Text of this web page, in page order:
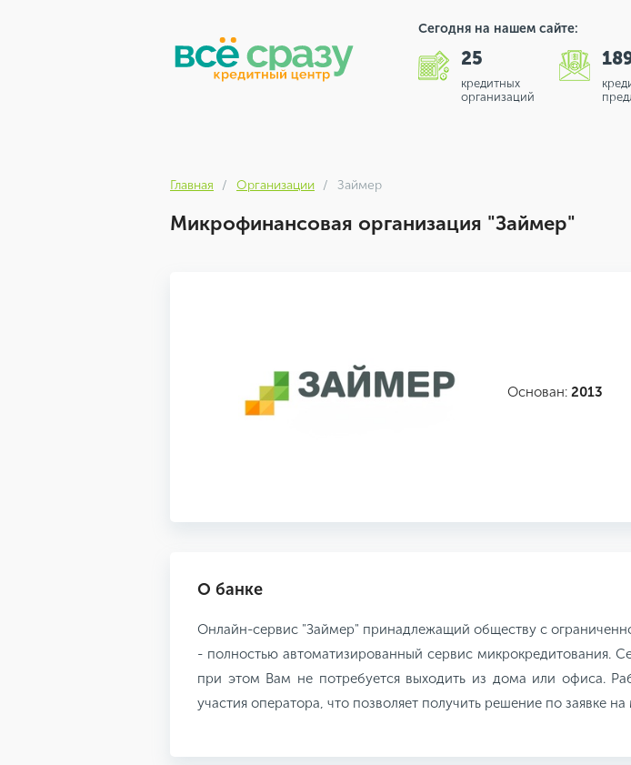
Сегодня на нашем сайте:
25
кредитных
организаций
Главная Организации Займер
Микрофинансовая организация "Займер"
Основан: 2013
О банке
Онлайн-сервис "Займер" принадлежащий обществу с
- полностью автоматизированный сервис микрокредитования.
при этом Вам не потребуется выходить из дома или офиса.
участия оператора, что позволяет получить решение по заявке